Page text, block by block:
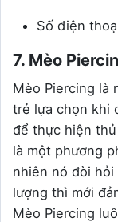
Số điện
7. Mèo
Mèo Piercing là
trẻ lựa chọn khi
để thực hiện
là một phương
nhiên nó đòi
lượng thì mới
Mèo Piercing